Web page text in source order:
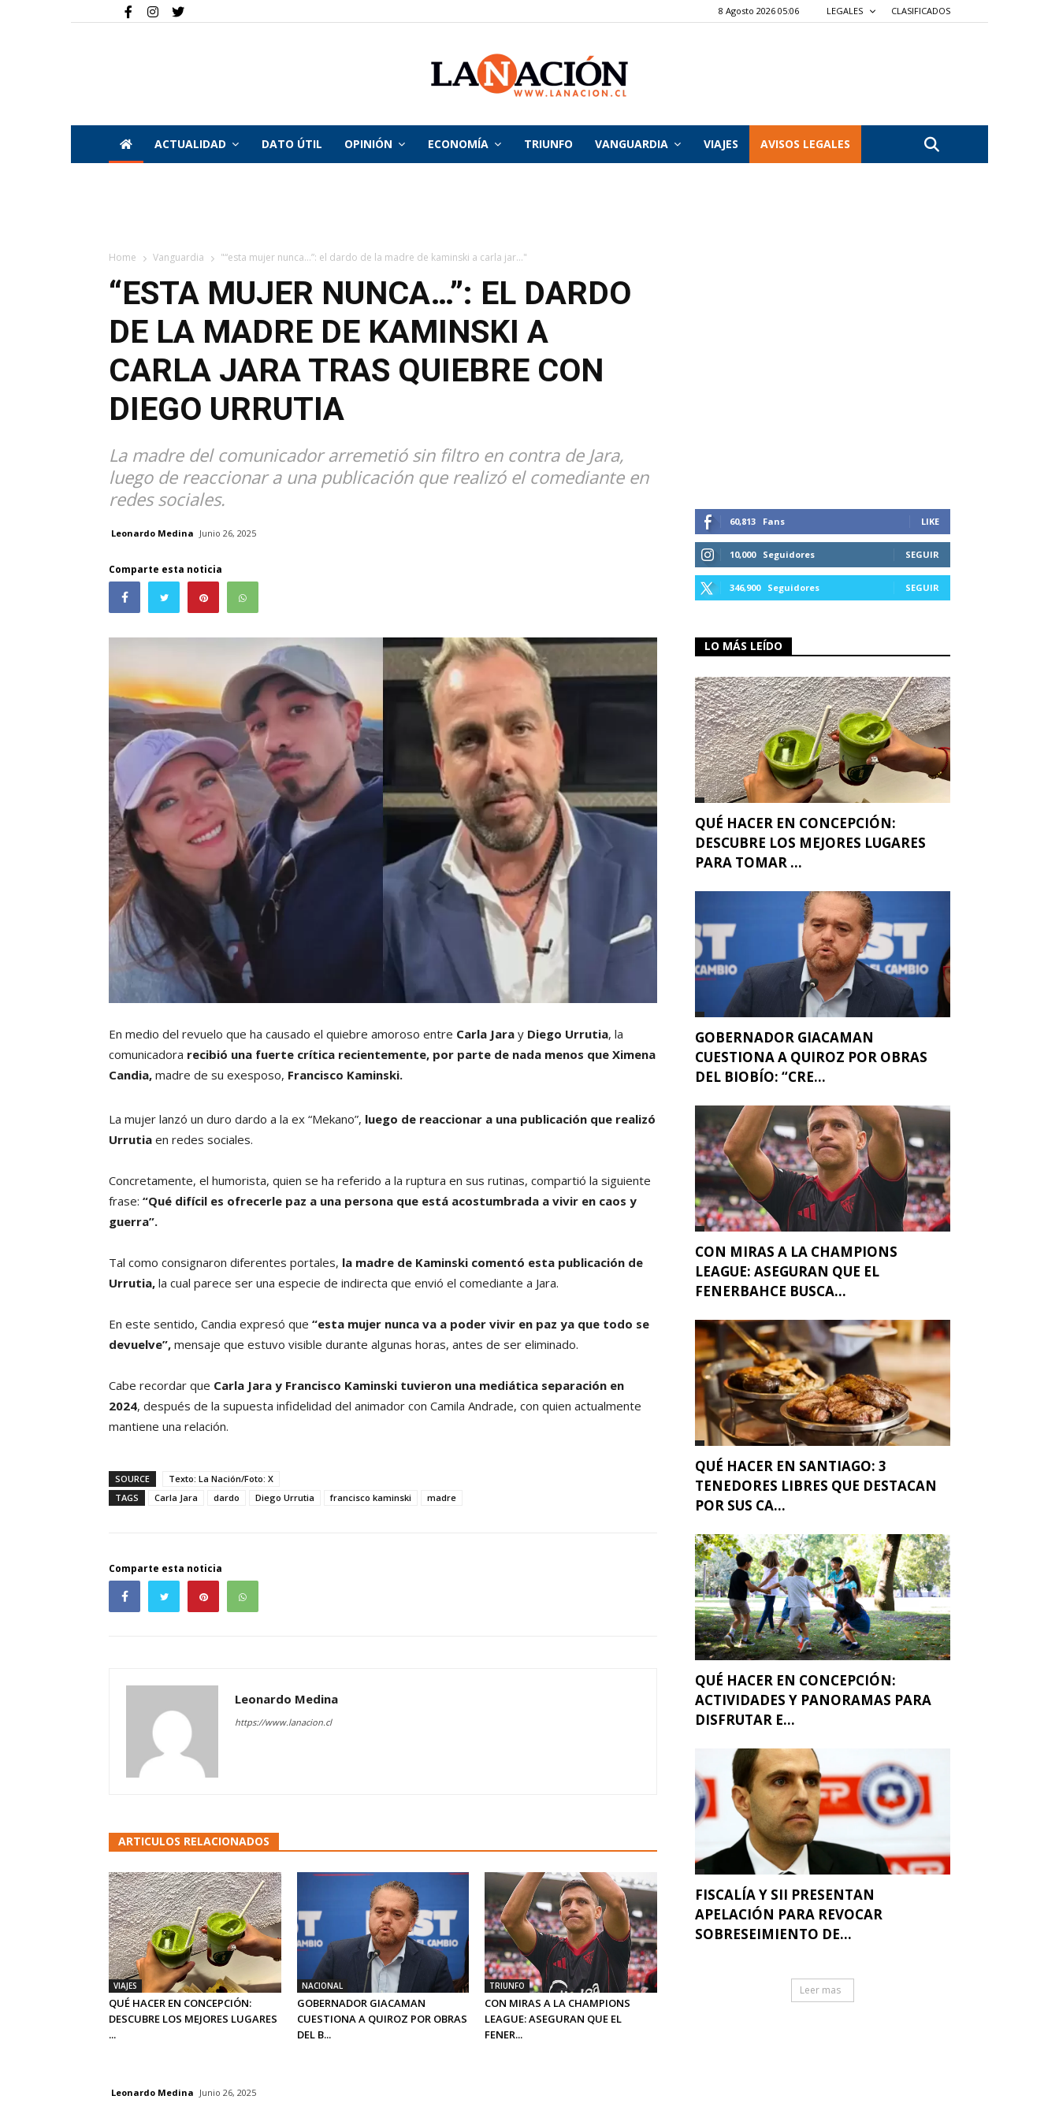
8 Agosto 2026 05:06 LEGALES CLASIFICADOS
La
ACTUALIDAD DATO ÚTIL OPINIÓN ECONOMÍA TRIUNFO VANGUARDIA VIAJES AVISOS LEGALES
Home Vanguardia "“esta mujer nunca…”: el dardo de la madre de kaminski a carla jar..."
“ESTA MUJER NUNCA…”: EL DARDO
DE LA MADRE DE KAMINSKI A
CARLA JARA TRAS QUIEBRE CON
DIEGO URRUTIA
La madre del comunicador arremetió sin filtro en contra de Jara,
luego de reaccionar a una publicación que realizó el comediante en
redes sociales.
Leonardo Medina Junio 26, 2025
Comparte esta noticia
En medio del revuelo que ha causado el quiebre amoroso entre Carla Jara y Diego Urrutia, la
comunicadora recibió una fuerte crítica recientemente, por parte de nada menos que Ximena
Candia, madre de su exesposo, Francisco Kaminski.
La mujer lanzó un duro dardo a la ex “Mekano”, luego de reaccionar a una publicación que realizó
Urrutia en redes sociales.
Concretamente, el humorista, quien se ha referido a la ruptura en sus rutinas, compartió la siguiente
frase: “Qué difícil es ofrecerle paz a una persona que está acostumbrada a vivir en caos y
guerra”.
Tal como consignaron diferentes portales, la madre de Kaminski comentó esta publicación de
Urrutia, la cual parece ser una especie de indirecta que envió el comediante a Jara.
En este sentido, Candia expresó que “esta mujer nunca va a poder vivir en paz ya que todo se
devuelve”, mensaje que estuvo visible durante algunas horas, antes de ser eliminado.
Cabe recordar que Carla Jara y Francisco Kaminski tuvieron una mediática separación en
2024, después de la supuesta infidelidad del animador con Camila Andrade, con quien actualmente
mantiene una relación.
SOURCE
Texto: La Nación/Foto: X
TAGS
Carla Jara dardo Diego Urrutia francisco kaminski madre
Comparte esta noticia
Leonardo Medina
https://www.lanacion.cl
ARTICULOS RELACIONADOS
VIAJES
QUÉ HACER EN CONCEPCIÓN:
DESCUBRE LOS MEJORES LUGARES
...
NACIONAL
GOBERNADOR GIACAMAN
CUESTIONA A QUIROZ POR OBRAS
DEL B...
TRIUNFO
CON MIRAS A LA CHAMPIONS
LEAGUE: ASEGURAN QUE EL
FENER...
60,813 Fans LIKE
10,000 Seguidores SEGUIR
346,900 Seguidores SEGUIR
LO MÁS LEÍDO
QUÉ HACER EN CONCEPCIÓN:
DESCUBRE LOS MEJORES LUGARES
PARA TOMAR ...
GOBERNADOR GIACAMAN
CUESTIONA A QUIROZ POR OBRAS
DEL BIOBÍO: “CRE...
CON MIRAS A LA CHAMPIONS
LEAGUE: ASEGURAN QUE EL
FENERBAHCE BUSCA...
QUÉ HACER EN SANTIAGO: 3
TENEDORES LIBRES QUE DESTACAN
POR SUS CA...
QUÉ HACER EN CONCEPCIÓN:
ACTIVIDADES Y PANORAMAS PARA
DISFRUTAR E...
FISCALÍA Y SII PRESENTAN
APELACIÓN PARA REVOCAR
SOBRESEIMIENTO DE...
Leer mas
Leonardo Medina Junio 26, 2025